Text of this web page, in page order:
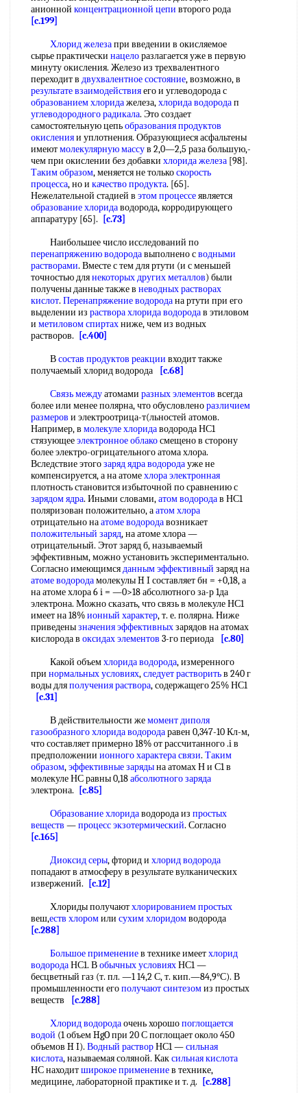
анионной концентрационной цепи второго рода
[c.199]
Хлорид железапри введении в окисляемое
сырье практически нацелоразлагается уже в первую
минуту окисления. Железо из трехвалентного
переходит в двухвалентное состояние, возможно, в
результате взаимодействияего и углеводорода с
образованием хлоридажелеза,хлорида водородап
углеводородного радикала. Это создает
самостоятельную цепьобразования продуктов
окисленияи уплотнения. Образующиеся асфальтены
имеютмолекулярную массув 2,0—2,5 раза большую,-
чем при окислении без добавки хлорида железа [98].
Таким образом, меняется не толькоскорость
процесса, но и качество продукта. [65].
Нежелательной стадией в этом процессеявляется
образование хлоридаводорода, корродирующего
аппаратуру [65].
[c.73]
Наибольшее число исследований по
перенапряжению водородавыполнено сводными
растворами. Вместе с тем для ртути (и с меньшей
точностью длянекоторых других металлов) были
получены данные также в неводных растворах
кислот. Перенапряжение водородана ртути при его
выделении из раствора хлорида водородав этиловом
и метиловом спиртахниже, чем из водных
растворов.
[c.400]
Всостав продуктов реакции входит также
получаемый хлорид водорода
[c.68]
Связь междуатомами разных элементов всегда
более или менее полярна, что обусловленоразличием
размеров и электроотрица-т(льностей атомов.
Например, в молекуле хлоридаводорода НС1
стязующееэлектронное облакосмещено в сторону
более электро-огрицательного атома хлора.
Вследствие этогозаряд ядра водородауже не
компенсируется, а на атомехлора электронная
плотность становится избыточной по сравнению с
зарядом ядра. Иными словами,атом водородав НС1
поляризован положительно, аатом хлора
отрицательно наатоме водородавозникает
положительный заряд, на атоме хлора —
отрицательный. Этот заряд б, называемый
эффективным, можно установить экспериментально.
Согласно имеющимсяданным эффективный заряд на
атоме водородамолекулы H I составляет бн = +0,18, а
на атоме хлора 6 i = —0>18 абсолютного за-р 1да
электрона. Можно сказать, что связь в молекуле НС1
имеет на 18%ионный характер, т. е. полярна. Ниже
приведенызначения эффективныхзарядов на атомах
кислорода в оксидах элементов 3-го периода
[c.80]
Какой объемхлорида водорода, измеренного
при нормальных условиях,следует растворитьв 240 г
воды дляполучения раствора, содержащего 25% НС1
[c.31]
В действительности жемомент диполя
газообразного хлорида водородаравен 0,347-10 Кл-м,
что составляет примерно 18% от рассчитанного .i в
предположении ионного характера связи. Таким
образом,эффективные зарядына атомах Н и С1 в
молекуле НС равны 0,18абсолютного заряда
электрона.
[c.85]
Образование хлоридаводорода из простых
веществ —процесс экзотермический. Согласно
[c.165]
Диоксид серы, фторид и хлорид водорода
попадают в атмосферу в результате вулканических
извержений.
[c.12]
Хлориды получаютхлорированием простых
веш,еств хлоромили сухим хлоридомводорода
[c.288]
Большое применениев технике имеетхлорид
водородаНС1. Вобычных условияхНС1 —
бесцветный газ (т. пл. —1 14,2 С, т. кип.—84,9°С). В
промышленности егополучают синтезомиз простых
веществ
[c.288]
Хлорид водородаочень хорошопоглощается
водой (1 объем HgO при 20 С поглощает около 450
объемов H I). Водный растворНС1 —сильная
кислота, называемая соляной. Каксильная кислота
НС находитширокое применениев технике,
медицине, лабораторной практике и т. д.
[c.288]